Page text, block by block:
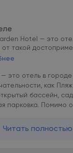
Hotel — это
такой
это отель в
как Пляж
бассейн,
парковка. Помимо
и напитков и
Читать полностью